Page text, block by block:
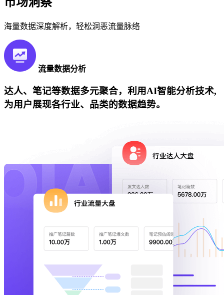
海量数据深度解析，轻松洞恶流量脉络
流量数据分析
达人、笔记等数据多元聚合，利用AI智能分析技术,
为用户展现各行业、品类的数据趋势。